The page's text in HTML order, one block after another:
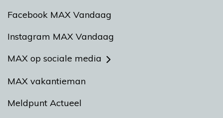
Facebook MAX Vandaag
Instagram MAX Vandaag
MAX op sociale media
MAX vakantieman
Meldpunt Actueel